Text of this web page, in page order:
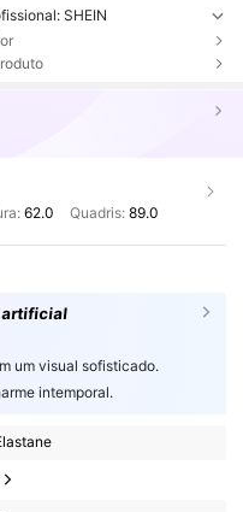
SHEIN
62.0 Quadris: 89.0
artificial
um visual sofisticado.
intemporal.